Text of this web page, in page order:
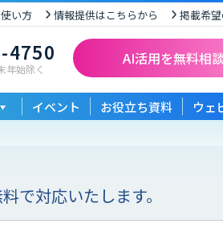
い方 情報提供はこちらから 掲載希
4750
年始除く
AI活用を無料相
イベント お役立ち資料 ウェ
で対応いたします。